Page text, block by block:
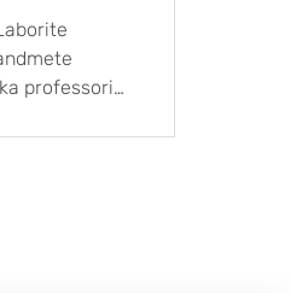
professori
varem.